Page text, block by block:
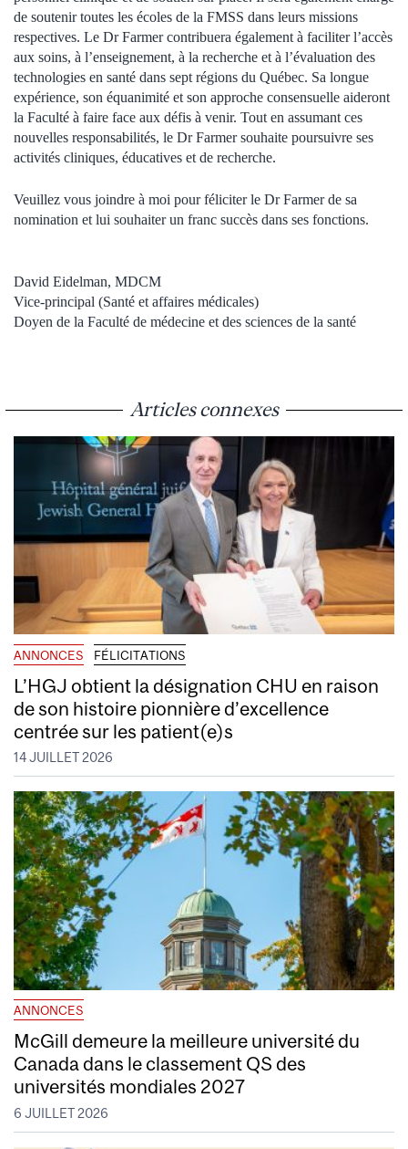
de soutenir toutes les écoles de la FMSS dans leurs missions
respectives. Le Dr Farmer contribuera également à faciliter l’accès
aux soins, à l’enseignement, à la recherche et à l’évaluation des
technologies en santé dans sept régions du Québec. Sa longue
expérience, son équanimité et son approche consensuelle aideront
la Faculté à faire face aux défis à venir. Tout en assumant ces
nouvelles responsabilités, le Dr Farmer souhaite poursuivre ses
activités cliniques, éducatives et de recherche.
Veuillez vous joindre à moi pour féliciter le Dr Farmer de sa
nomination et lui souhaiter un franc succès dans ses fonctions.
David Eidelman, MDCM
Vice-principal (Santé et affaires médicales)
Doyen de la Faculté de médecine et des sciences de la santé
Articles connexes
ANNONCES FÉLICITATIONS
L’HGJ obtient la désignation CHU en raison
de son histoire pionnière d’excellence
centrée sur les patient(e)s
14 JUILLET 2026
ANNONCES
McGill demeure la meilleure université du
Canada dans le classement QS des
universités mondiales 2027
6 JUILLET 2026